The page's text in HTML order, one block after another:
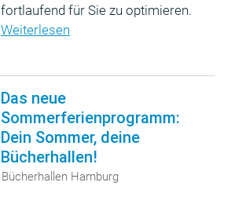
fortlaufend für Sie zu optimieren.
Weiterlesen
Das neue
Sommerferienprogramm:
Dein Sommer, deine
Bücherhallen!
Bücherhallen Hamburg